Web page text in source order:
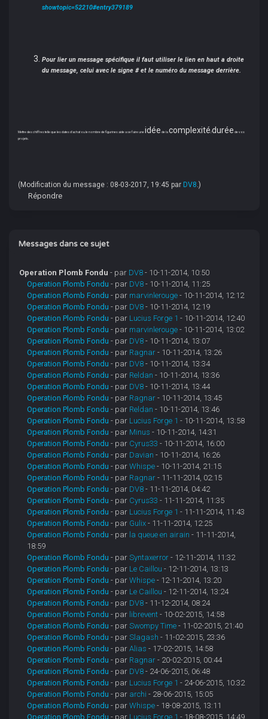
showtopic=52210#entry379189
Pour lier un message spécifique il faut utiliser le lien en haut a droite
du message, celui avec le signe # et le numéro du message derrière.
Mettre des chiffres telle que les dates d'achat ou le nombre de figurines aide a se faire uneidée de lacomplexité/durée de vos
projets.
(Modification du message : 08-03-2017, 19:45 par DV8.)
Répondre
Messages dans ce sujet
Operation Plomb Fondu - par DV8 - 10-11-2014, 10:50
Operation Plomb Fondu - par DV8 - 10-11-2014, 11:25
Operation Plomb Fondu - par marvinlerouge - 10-11-2014, 12:12
Operation Plomb Fondu - par DV8 - 10-11-2014, 12:19
Operation Plomb Fondu - par Lucius Forge 1 - 10-11-2014, 12:40
Operation Plomb Fondu - par marvinlerouge - 10-11-2014, 13:02
Operation Plomb Fondu - par DV8 - 10-11-2014, 13:07
Operation Plomb Fondu - par Ragnar - 10-11-2014, 13:26
Operation Plomb Fondu - par DV8 - 10-11-2014, 13:34
Operation Plomb Fondu - par Reldan - 10-11-2014, 13:36
Operation Plomb Fondu - par DV8 - 10-11-2014, 13:44
Operation Plomb Fondu - par Ragnar - 10-11-2014, 13:45
Operation Plomb Fondu - par Reldan - 10-11-2014, 13:46
Operation Plomb Fondu - par Lucius Forge 1 - 10-11-2014, 13:58
Operation Plomb Fondu - par Minus - 10-11-2014, 14:31
Operation Plomb Fondu - par Cyrus33 - 10-11-2014, 16:00
Operation Plomb Fondu - par Davian - 10-11-2014, 16:26
Operation Plomb Fondu - parWhispe - 10-11-2014, 21:15
Operation Plomb Fondu - par Ragnar - 11-11-2014, 02:15
Operation Plomb Fondu - par DV8 - 11-11-2014, 04:42
Operation Plomb Fondu - par Cyrus33 - 11-11-2014, 11:35
Operation Plomb Fondu - par Lucius Forge 1 - 11-11-2014, 11:43
Operation Plomb Fondu - par Gulix - 11-11-2014, 12:25
Operation Plomb Fondu - par la queue en airain - 11-11-2014,
18:59
Operation Plomb Fondu - parSyntaxerror - 12-11-2014, 11:32
Operation Plomb Fondu - par Le Caillou - 12-11-2014, 13:13
Operation Plomb Fondu - parWhispe - 12-11-2014, 13:20
Operation Plomb Fondu - par Le Caillou - 12-11-2014, 13:24
Operation Plomb Fondu - par DV8 - 11-12-2014, 08:24
Operation Plomb Fondu - par librevent - 10-02-2015, 14:58
Operation Plomb Fondu - parSwompy Time - 11-02-2015, 21:40
Operation Plomb Fondu - parSlagash - 11-02-2015, 23:36
Operation Plomb Fondu - parAlias - 17-02-2015, 14:58
Operation Plomb Fondu - par Ragnar - 20-02-2015, 00:44
Operation Plomb Fondu - par DV8 - 24-06-2015, 06:48
Operation Plomb Fondu - par Lucius Forge 1 - 24-06-2015, 10:32
Operation Plomb Fondu - par archi - 28-06-2015, 15:05
Operation Plomb Fondu - parWhispe - 18-08-2015, 13:11
Operation Plomb Fondu - par Lucius Forge 1 - 18-08-2015, 14:49